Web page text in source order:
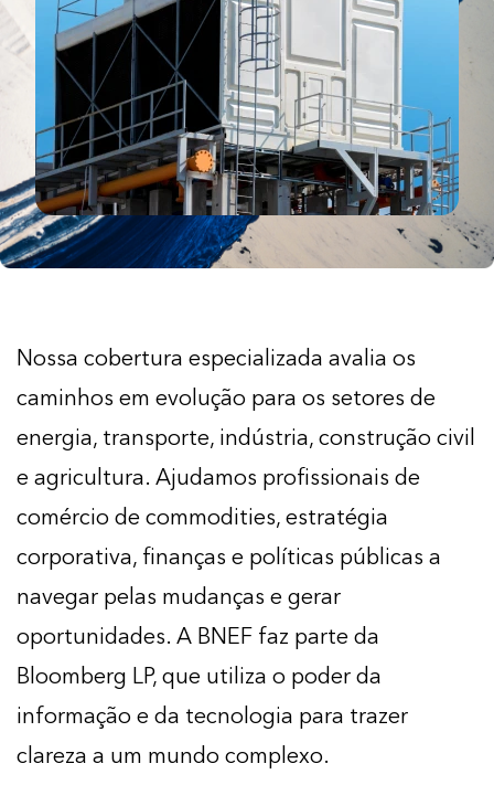
Nossa cobertura especializada avalia os
caminhos em evolução para os setores de
energia, transporte, indústria, construção civil
e agricultura. Ajudamos profissionais de
comércio de commodities, estratégia
corporativa, finanças e políticas públicas a
navegar pelas mudanças e gerar
oportunidades. A BNEF faz parte da
Bloomberg LP, que utiliza o poder da
informação e da tecnologia para trazer
clareza a um mundo complexo.